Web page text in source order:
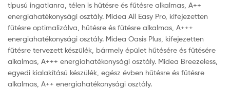
típusú ingatlanra, télen is hűtésre és fűtésre alkalmas, A++
energiahatékonysági osztály. Midea All Easy Pro, kifejezetten
fűtésre optimalizálva, hűtésre és fűtésre alkalmas, A+++
energiahatékonysági osztály. Midea Oasis Plus, kifejezetten
fűtésre tervezett készülék, bármely épület hűtésére és fűtésére
alkalmas, A+++ energiahatékonysági osztály. Midea Breezeless,
egyedi kialakítású készülék, egész évben hűtésre és fűtésre
alkalmas, A++ energiahatékonysági osztály.